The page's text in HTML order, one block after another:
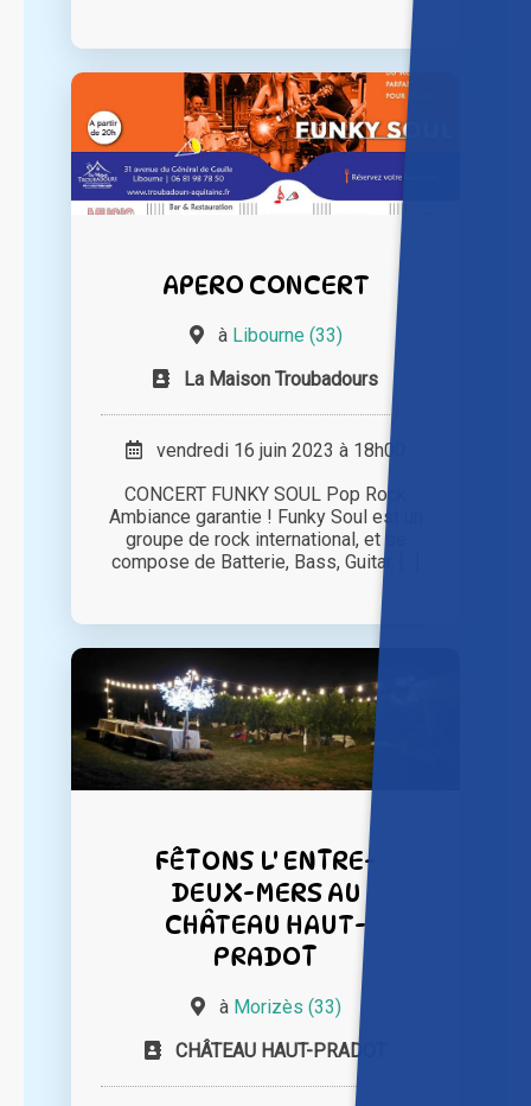
APERO CONCERT
à Libourne (33)
La Maison Troubadours
vendredi 16 juin 2023 à 18h00
CONCERT FUNKY SOUL Pop Rock
Ambiance garantie ! Funky Soul est un
groupe de rock international, et se
compose de Batterie, Bass, Guitar, [...]
FÊTONS L' ENTRE-
DEUX-MERS AU
CHÂTEAU HAUT-
PRADOT
à Morizès (33)
CHÂTEAU HAUT-PRADOT